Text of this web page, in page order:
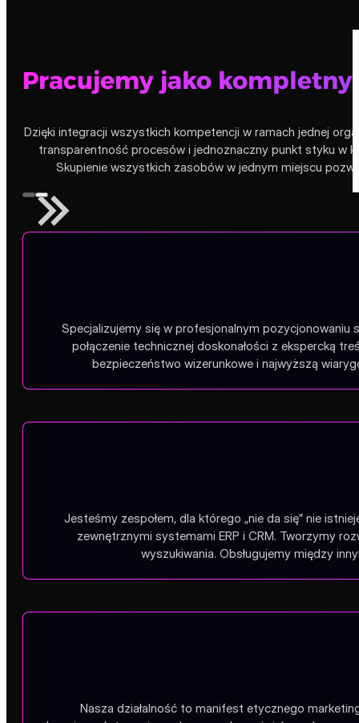
Pracujemy jako
Dzięki integracji wszystkich kompetencji w ramach jednej
transparentność procesów i jednoznaczny punkt styku w
Skupienie wszystkich zasobów w jednym miejscu
Specjalizujemy się w profesjonalnym pozycjonowaniu
połączenie technicznej doskonałości z ekspercką
bezpieczeństwo wizerunkowe i najwyższą
Jesteśmy zespołem, dla którego „nie da się” nie
zewnętrznymi systemami ERP i CRM. Tworzymy
wyszukiwania. Obsługujemy między
Nasza działalność to manifest etycznego